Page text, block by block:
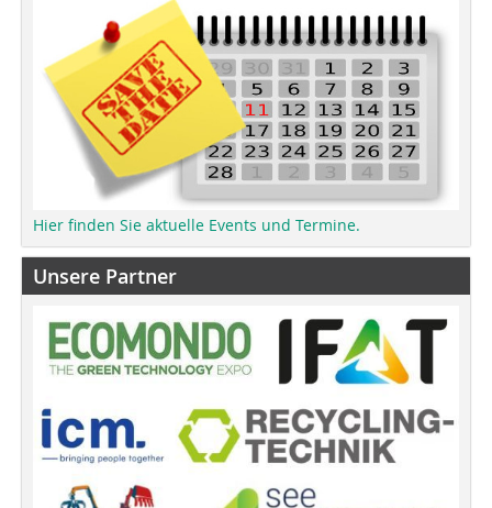
Hier finden Sie aktuelle Events und Termine.
Unsere Partner